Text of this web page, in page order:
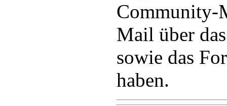
Community-
Mail über
sowie das
haben.